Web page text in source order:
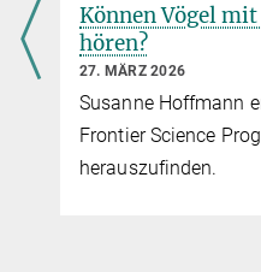
Können Vögel
hören?
27. MÄRZ 2026
Susanne Hoffmann
Frontier Science
herauszufinden.